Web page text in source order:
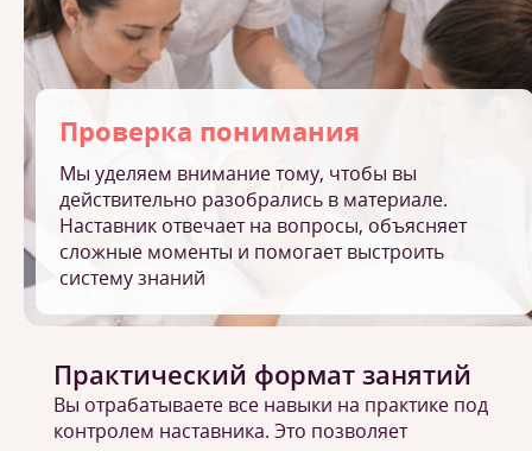
Проверка понимания
Мы уделяем внимание тому, чтобы вы
действительно разобрались в материале.
Наставник отвечает на вопросы, объясняет
сложные моменты и помогает выстроить
систему знаний
Практический формат занятий
Вы отрабатываете все навыки на практике под
контролем наставника. Это позволяет